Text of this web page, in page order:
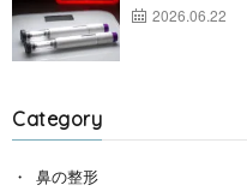
2026.06.22
Category
鼻の整形